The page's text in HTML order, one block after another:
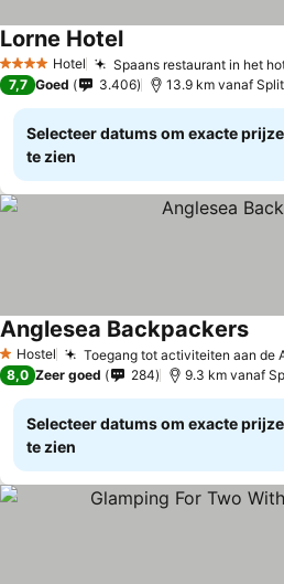
4 SterrenHotel Spaans restaurant in het
Lorne Hotel
7,7 Goed 3.406 13.9 km vanaf
Selecteer datums om exacte
te zien
1 Sterren
Hostel Toegang tot activiteiten aan de
Anglesea Backpackers
8,0 Zeer goed 284 9.3 km vanaf
Selecteer datums om exacte
te zien